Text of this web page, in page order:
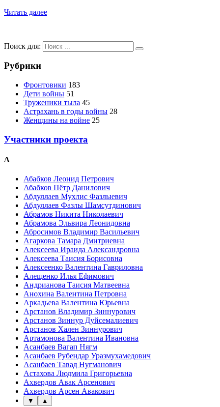
Читать далее
Поиск для:
Рубрики
Фронтовики 183
Дети войны 51
Труженики тыла 45
Астрахань в годы войны 28
Женщины на войне 25
Участники проекта
А
Абабков Леонид Петрович
Абабков Пётр Данилович
Абдуллаев Мухлис Фазлыевич
Абдуллаев Фазлы Шамсутдинович
Абрамов Никита Николаевич
Абрамова Эльвира Леонидовна
Абросимов Владимир Васильевич
Агаркова Тамара Дмитриевна
Алексеева Ираида Александровна
Алексеева Таисия Борисовна
Алексеенко Валентина Гавриловна
Алещенко Илья Ефимович
Андрианова Таисия Матвеевна
Анохина Валентина Петровна
Аркадьева Валентина Юрьевна
Арстанов Владимир Зиннурович
Арстанов Зиннур Дуйсемалиевич
Арстанов Хален Зиннурович
Артамонова Валентина Ивановна
Асанбаев Вагап Нягм
Асанбаев Рубендар Уразмухамедович
Асанбаев Тавад Нугманович
Астахова Людмила Григорьевна
Ахвердов Авак Арсенович
Ахвердов Арсен Авакович
▼ ▲